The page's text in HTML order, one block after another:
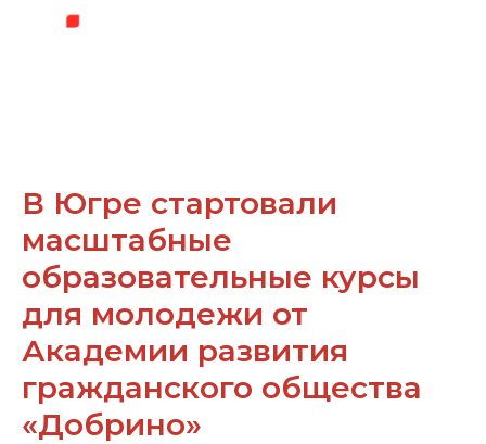
В Югре стартовали
масштабные
образовательные курсы
для молодежи от
Академии развития
гражданского общества
«Добрино»